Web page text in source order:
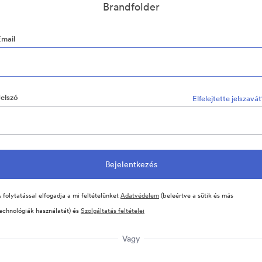
Brandfolder
Elfelejtette
folytatással elfogadja a mi feltételünketAdatvédelem(beleértve a sütik és más
használatát) ésSzolgáltatás feltételei
Vagy